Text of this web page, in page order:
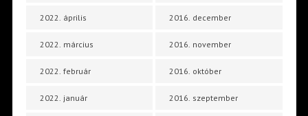
2022. április
2022. március
2022. február
2022. január
2016. december
2016. november
2016. október
2016. szeptember